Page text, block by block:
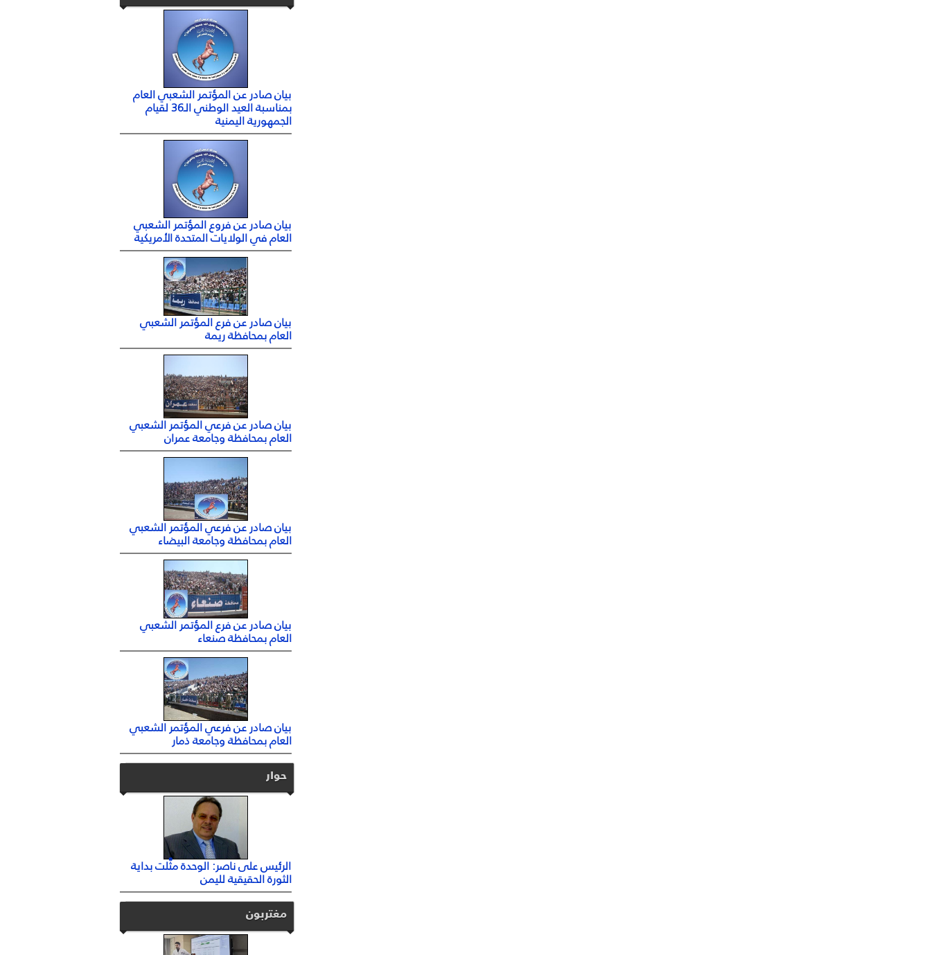
بيان صادر عن المؤتمر الشعبي العام
بمناسبة العيد الوطني الـ36 لقيام
الجمهورية اليمنية
بيان صادر عن فروع المؤتمر الشعبي
العام في الولايات المتحدة الأمريكية
بيان صادر عن فرع المؤتمر الشعبي
العام بمحافظة ريمة
بيان صادر عن فرعي المؤتمر الشعبي
العام بمحافظة وجامعة عمران
بيان صادر عن فرعي المؤتمر الشعبي
العام بمحافظة وجامعة البيضاء
بيان صادر عن فرع المؤتمر الشعبي
العام بمحافظة صنعاء
بيان صادر عن فرعي المؤتمر الشعبي
العام بمحافظة وجامعة ذمار
حوار
الرئيس على ناصر: الوحدة مثَّلت بداية
الثورة الحقيقية لليمن
مغتربون